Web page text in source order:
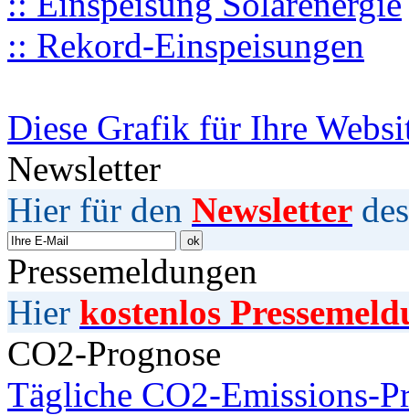
:: Rekord-Einspeisungen
Diese Grafik für Ihre
Newsletter
Hier für den Newsletter
Pressemeldungen
Hier kostenlos
CO2-Prognose
Tägliche CO2-Emissions-